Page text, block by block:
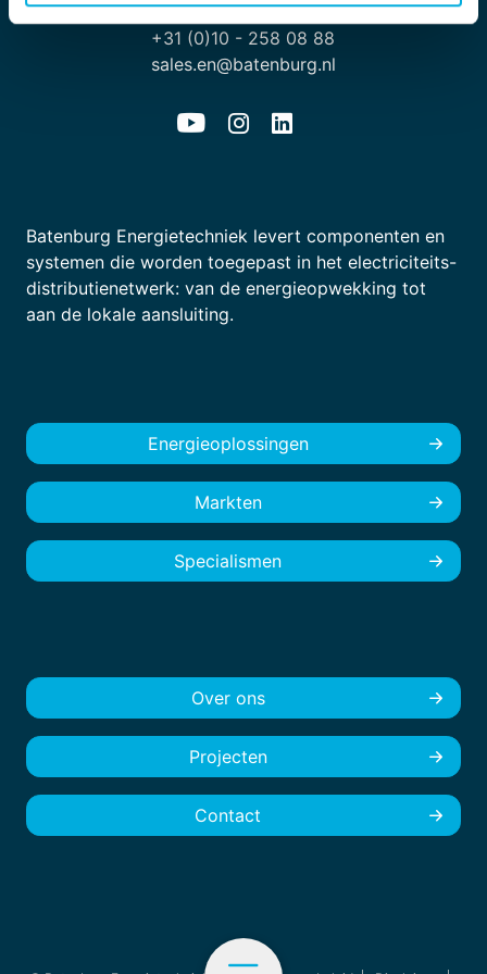
+31 (0)10 - 258 08 88
sales.en@batenburg.nl
Batenburg Energietechniek levert componenten en
systemen die worden toegepast in het electriciteits-
distributienetwerk: van de energieopwekking tot
aan de lokale aansluiting.
Energieoplossingen
Markten
Specialismen
Over ons
Projecten
Contact